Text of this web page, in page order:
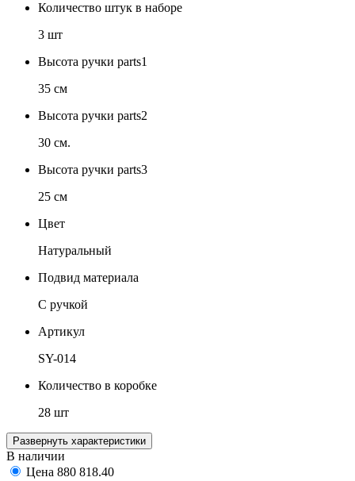
Количество штук в наборе
3 шт
Высота ручки parts1
35 см
Высота ручки parts2
30 см.
Высота ручки parts3
25 см
Цвет
Натуральный
Подвид материала
С ручкой
Артикул
SY-014
Количество в коробке
28 шт
Развернуть характеристики
В наличии
Цена 880 818.40